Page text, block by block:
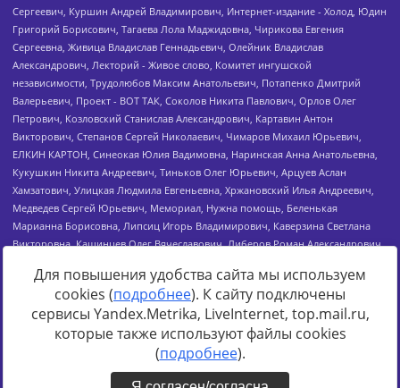
Источник:https://minjust.gov.ru/uploaded/files/reestr-
inostrannyih-agentov-22-03-2024.pdfданные на22.03.2024
Для повышения удобства сайта мы используем
cookies (подробнее). К сайту подключены
сервисы Yandex.Metrika, LiveInternet, top.mail.ru,
которые также используют файлы cookies
(подробнее).